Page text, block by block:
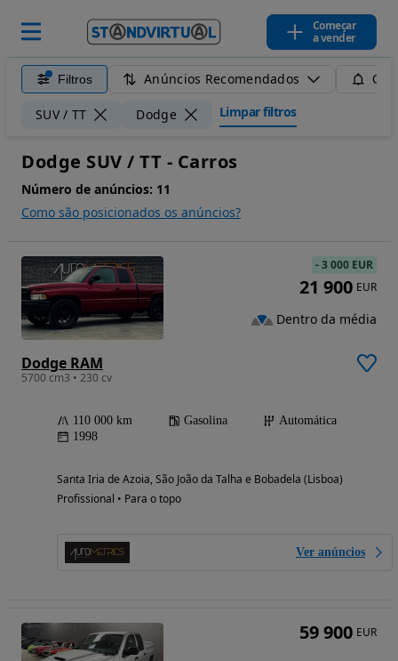
Começar
a vender
Filtros Anúncios Recomendados
SUV / TT Dodge Limpar filtros
Dodge SUV / TT - Carros
Número de anúncios: 11
Como são posicionados os anúncios?
Dodge RAM
5700 cm3 • 230 cv
110 000 km Gasolina
Automática
1998
Santa Iria de Azoia, São João da Talha e Bobadela (Lisboa)
Profissional • Para o topo
Ver anúncios
-3 000 EUR
21 900 EUR
Dentro da média
59 900 EUR